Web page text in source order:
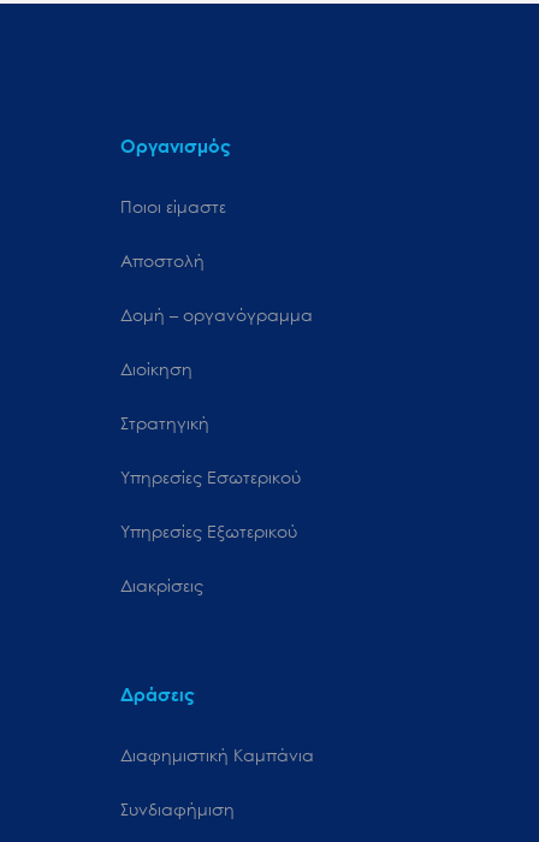
Οργανισμός
Ποιοι είμαστε
Αποστολή
Δομή – οργανόγραμμα
Διοίκηση
Στρατηγική
Υπηρεσίες Εσωτερικού
Υπηρεσίες Εξωτερικού
Διακρίσεις
Δράσεις
Διαφημιστική Καμπάνια
Συνδιαφήμιση